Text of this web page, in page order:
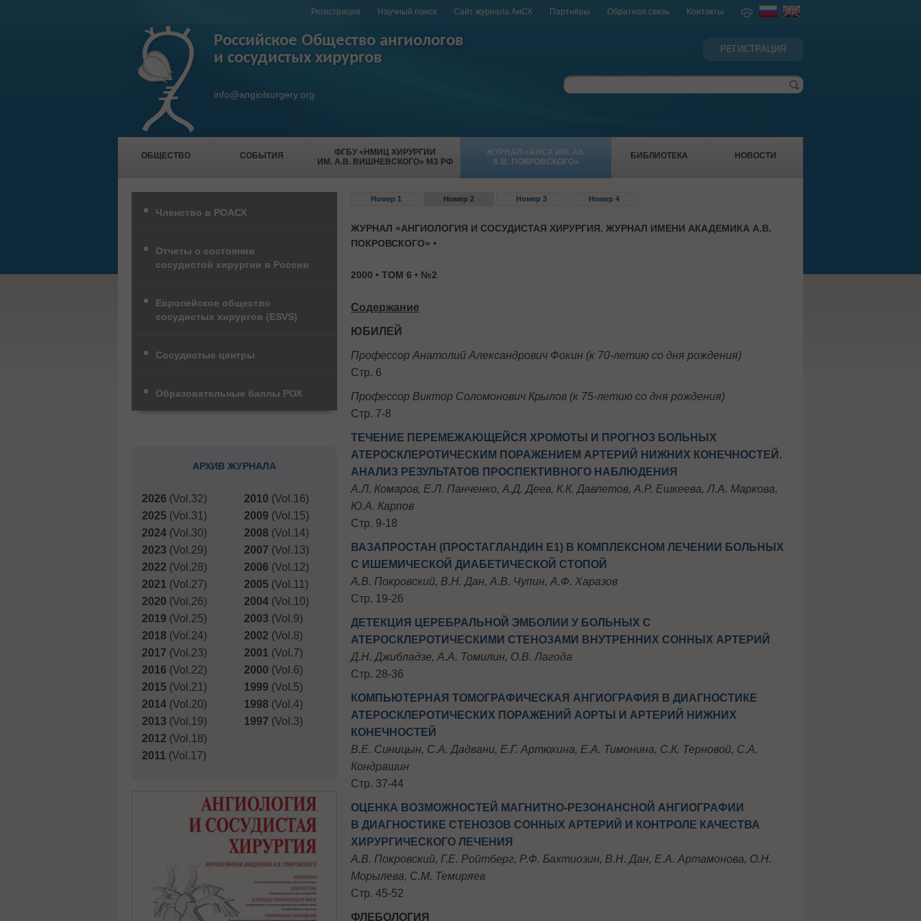
Регистрация Научный поиск Сайт журнала АиСХ Партнёры Обратная связь Контакты
Российское Общество ангиологов
и сосудистых хирургов
info@angiolsurgery.org
РЕГИСТРАЦИЯ
ОБЩЕСТВО СОБЫТИЯ
ФГБУ «НМИЦ ХИРУРГИИ
ИМ. А.В. ВИШНЕВСКОГО» МЗ РФ
ЖУРНАЛ «АИСХ ИМ. АК.
А.В. ПОКРОВСКОГО»
БИБЛИОТЕКА НОВОСТИ
Номер 1 Номер 2 Номер 3 Номер 4
ЖУРНАЛ «АНГИОЛОГИЯ И СОСУДИСТАЯ ХИРУРГИЯ. ЖУРНАЛ ИМЕНИ АКАДЕМИКА А.В.
ПОКРОВСКОГО» •
2000 • ТОМ 6 • №2
Содержание
ЮБИЛЕЙ
Профессор Анатолий Александрович Фокин (к 70-летию со дня рождения)
Стр. 6
Профессор Виктор Соломонович Крылов (к 75-летию со дня рождения)
Стр. 7-8
ТЕЧЕНИЕ ПЕРЕМЕЖАЮЩЕЙСЯ ХРОМОТЫ И ПРОГНОЗ БОЛЬНЫХ
АТЕРОСКЛЕРОТИЧЕСКИМ ПОРАЖЕНИЕМ АРТЕРИЙ НИЖНИХ КОНЕЧНОСТЕЙ.
АНАЛИЗ РЕЗУЛЬТАТОВ ПРОСПЕКТИВНОГО НАБЛЮДЕНИЯ
А.Л. Комаров, Е.Л. Панченко, А.Д. Деев, К.К. Давлетов, А.Р. Ешкеева, Л.А. Маркова,
Ю.А. Карпов
Стр. 9-18
ВАЗАПРОСТАН (ПРОСТАГЛАНДИН Е1) В КОМПЛЕКСНОМ ЛЕЧЕНИИ БОЛЬНЫХ
С ИШЕМИЧЕСКОЙ ДИАБЕТИЧЕСКОЙ СТОПОЙ
А.В. Покровский, В.Н. Дан, А.В. Чупин, А.Ф. Харазов
Стр. 19-26
ДЕТЕКЦИЯ ЦЕРЕБРАЛЬНОЙ ЭМБОЛИИ У БОЛЬНЫХ С
АТЕРОСКЛЕРОТИЧЕСКИМИ СТЕНОЗАМИ ВНУТРЕННИХ СОННЫХ АРТЕРИЙ
Д.Н. Джибладзе, А.А. Томилин, О.В. Лагода
Стр. 28-36
КОМПЬЮТЕРНАЯ ТОМОГРАФИЧЕСКАЯ АНГИОГРАФИЯ В ДИАГНОСТИКЕ
АТЕРОСКЛЕРОТИЧЕСКИХ ПОРАЖЕНИЙ АОРТЫ И АРТЕРИЙ НИЖНИХ
КОНЕЧНОСТЕЙ
В.Е. Синицын, С.А. Дадвани, Е.Г. Артюхина, Е.А. Тимонина, С.К. Терновой, С.А.
Кондрашин
Стр. 37-44
ОЦЕНКА ВОЗМОЖНОСТЕЙ МАГНИТНО-РЕЗОНАНСНОЙ АНГИОГРАФИИ
В ДИАГНОСТИКЕ СТЕНОЗОВ СОННЫХ АРТЕРИЙ И КОНТРОЛЕ КАЧЕСТВА
ХИРУРГИЧЕСКОГО ЛЕЧЕНИЯ
А.В. Покровский, Г.Е. Ройтберг, Р.Ф. Бахтиозин, В.Н. Дан, Е.А. Артамонова, О.Н.
Морылева, С.М. Темиряев
Стр. 45-52
ФЛЕБОЛОГИЯ
Членство в РОАСХ
Отчеты о состоянии
сосудистой хирургии в России
Европейское общество
сосудистых хирургов (ESVS)
Сосудистые центры
Образовательные баллы РОХ
АРХИВ ЖУРНАЛА
2026 (Vol.32)
2025 (Vol.31)
2024 (Vol.30)
2023 (Vol.29)
2022 (Vol.28)
2021 (Vol.27)
2020 (Vol.26)
2019 (Vol.25)
2018 (Vol.24)
2017 (Vol.23)
2016 (Vol.22)
2015 (Vol.21)
2014 (Vol.20)
2013 (Vol.19)
2012 (Vol.18)
2011 (Vol.17)
2010 (Vol.16)
2009 (Vol.15)
2008 (Vol.14)
2007 (Vol.13)
2006 (Vol.12)
2005(Vol.11)
2004(Vol.10)
2003 (Vol.9)
2002 (Vol.8)
2001 (Vol.7)
2000 (Vol.6)
1999 (Vol.5)
1998 (Vol.4)
1997 (Vol.3)